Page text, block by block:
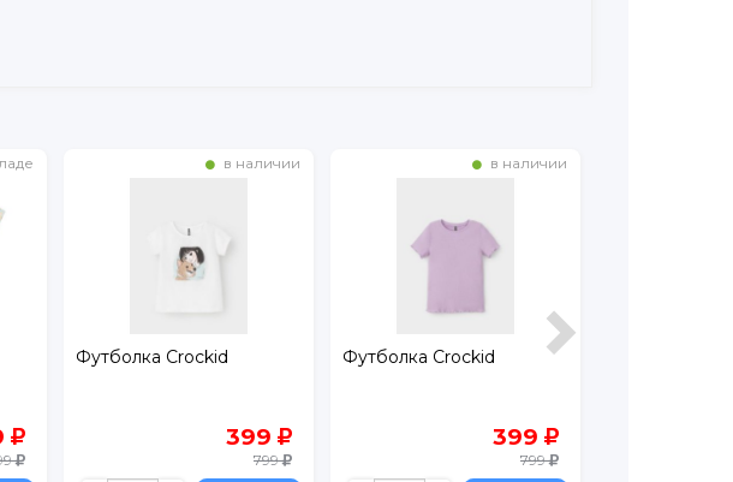
в наличии
Футболка Crockid
399
799
в наличии
Футболка Crockid
399
799